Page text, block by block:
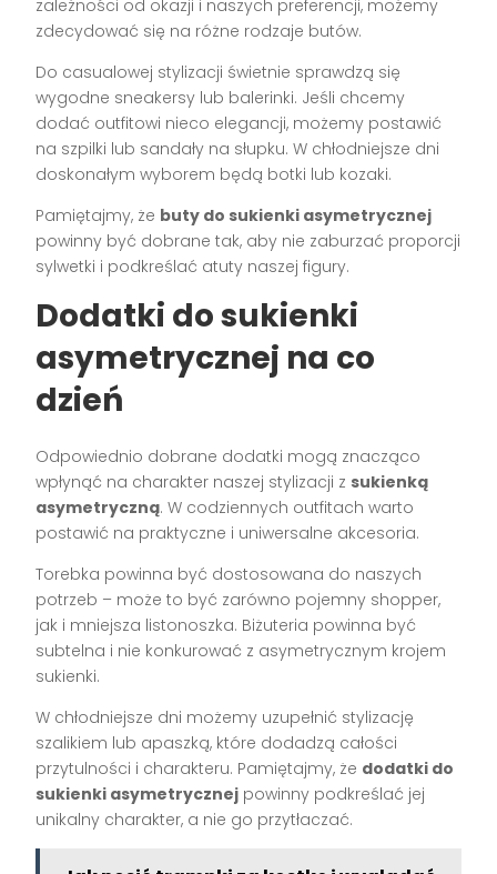
zależności od okazji i naszych preferencji, możemy
zdecydować się na różne rodzaje butów.
Do casualowej stylizacji świetnie sprawdzą się
wygodne sneakersy lub balerinki. Jeśli chcemy
dodać outfitowi nieco elegancji, możemy postawić
na szpilki lub sandały na słupku. W chłodniejsze dni
doskonałym wyborem będą botki lub kozaki.
Pamiętajmy, że buty do sukienki asymetrycznej
powinny być dobrane tak, aby nie zaburzać proporcji
sylwetki i podkreślać atuty naszej figury.
Dodatki do sukienki
asymetrycznej na co
dzień
Odpowiednio dobrane dodatki mogą znacząco
wpłynąć na charakter naszej stylizacji z sukienką
asymetryczną. W codziennych outfitach warto
postawić na praktyczne i uniwersalne akcesoria.
Torebka powinna być dostosowana do naszych
potrzeb – może to być zarówno pojemny shopper,
jak i mniejsza listonoszka. Biżuteria powinna być
subtelna i nie konkurować z asymetrycznym krojem
sukienki.
W chłodniejsze dni możemy uzupełnić stylizację
szalikiem lub apaszką, które dodadzą całości
przytulności i charakteru. Pamiętajmy, że dodatki do
sukienki asymetrycznej powinny podkreślać jej
unikalny charakter, a nie go przytłaczać.